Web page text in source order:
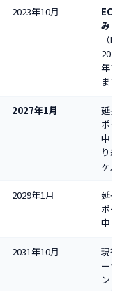
2023年10月
EOS済
み
（ESU:
2026
年10月
まで）
2027年1月
延長サ
ポート
中（残
り約9
ヶ月）
2029年1月
延長サ
ポート
中
2031年10月
現行バ
ージョ
ン